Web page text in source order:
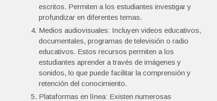
escritos. Permiten a los estudiantes investigar y
profundizar en diferentes temas.
Medios audiovisuales: Incluyen videos educativos,
documentales, programas de televisión o radio
educativos. Estos recursos permiten a los
estudiantes aprender a través de imágenes y
sonidos, lo que puede facilitar la comprensión y
retención del conocimiento.
Plataformas en línea: Existen numerosas